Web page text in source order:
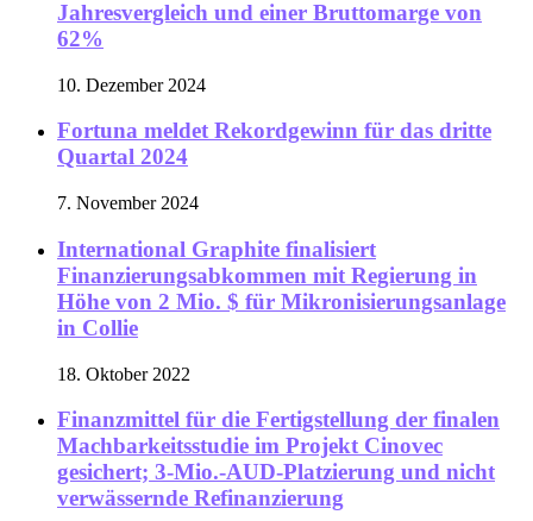
Jahresvergleich und einer Bruttomarge von
62%
10. Dezember 2024
Fortuna meldet Rekordgewinn für das dritte
Quartal 2024
7. November 2024
International Graphite finalisiert
Finanzierungsabkommen mit Regierung in
Höhe von 2 Mio. $ für Mikronisierungsanlage
in Collie
18. Oktober 2022
Finanzmittel für die Fertigstellung der finalen
Machbarkeitsstudie im Projekt Cinovec
gesichert; 3-Mio.-AUD-Platzierung und nicht
verwässernde Refinanzierung